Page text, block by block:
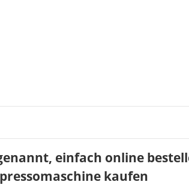
einfach online
kaufen